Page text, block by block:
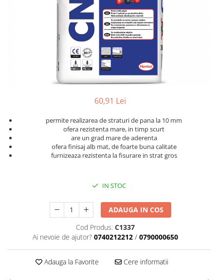
Accesorii pentru termosistem
Accesorii pentru vata
Vata minerala bazaltica
Vopsele
Vopsea lavabila pentru exterior
Vopsea lavabila pentru interior
Pervaz geam piatra compozita
Placi ceramice de exterior
Produse auxiliare
60,91 Lei
permite realizarea de straturi de pana la 10 mm
ofera rezistenta mare, in timp scurt
are un grad mare de aderenta
ofera finisaj alb mat, de foarte buna calitate
furnizeaza rezistenta la fisurare in strat gros
IN STOC
ADAUGA IN COS
Cod Produs: C1337
Ai nevoie de ajutor? 0740212212 / 0790000650
Adauga la Favorite Cere informatii